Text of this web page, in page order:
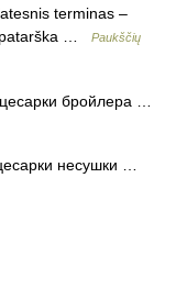
terminas –
patarška …
Paukščių
бройлера …
несушки …